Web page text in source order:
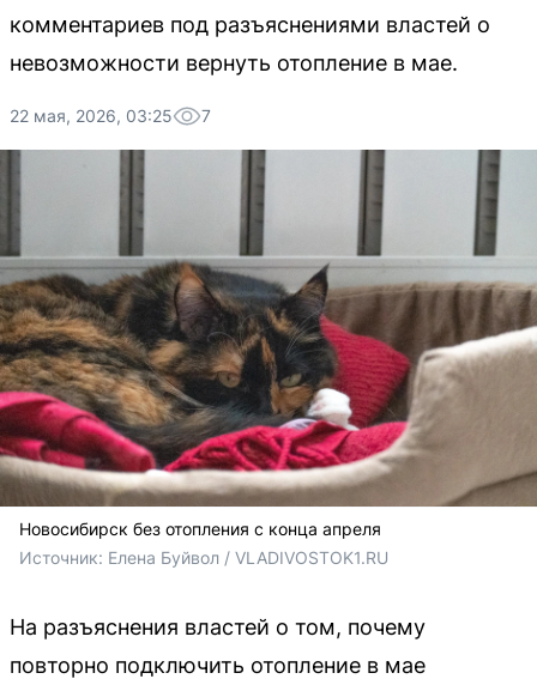
комментариев под разъяснениями властей о
невозможности вернуть отопление в мае.
22 мая, 2026, 03:25 7
Новосибирск без отопления с конца апреля
Источник: Елена Буйвол / VLADIVOSTOK1.RU
На разъяснения властей о том, почему
повторно подключить отопление в мае